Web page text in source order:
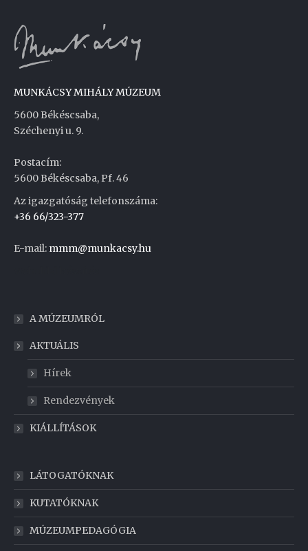
MUNKÁCSY MIHÁLY MÚZEUM
5600 Békéscsaba,
Széchenyi u. 9.
Postacím:
5600 Békéscsaba, Pf. 46
Az igazgatóság telefonszáma:
+36 66/323-377
E-mail: mmm@munkacsy.hu
A MÚZEUMRÓL
AKTUÁLIS
Hírek
Rendezvények
KIÁLLÍTÁSOK
LÁTOGATÓKNAK
KUTATÓKNAK
MÚZEUMPEDAGÓGIA